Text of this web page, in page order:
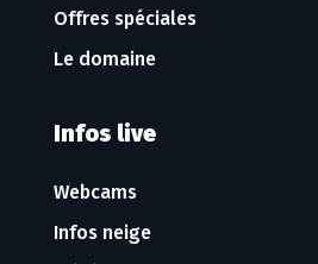
Offres spéciales
Le domaine
Infos live
Webcams
Infos neige